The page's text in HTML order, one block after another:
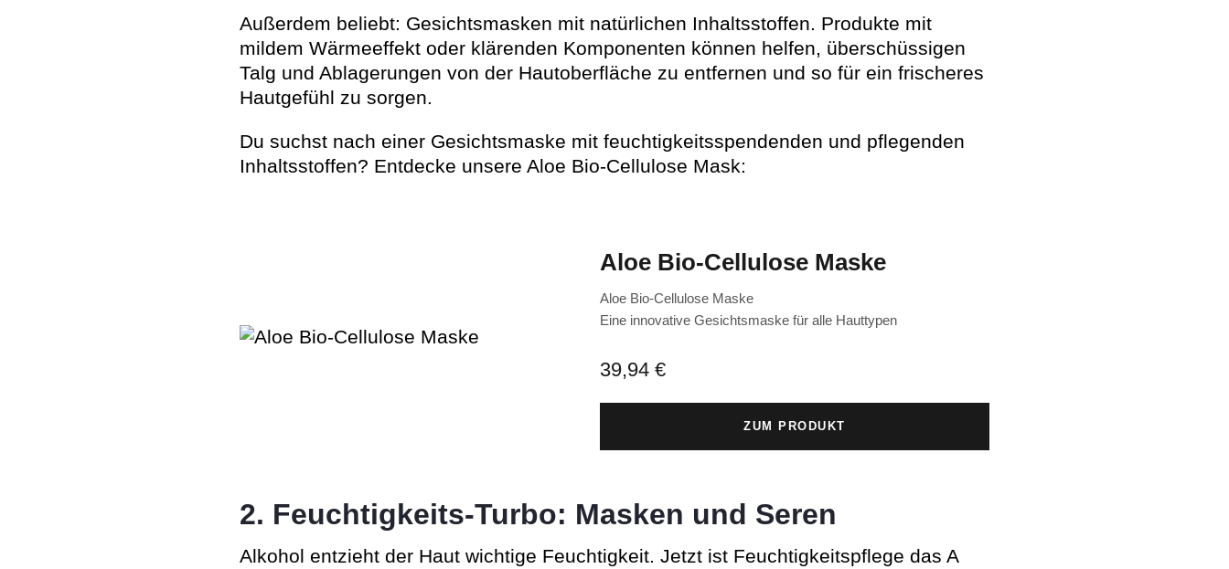
Außerdem beliebt: Gesichtsmasken mit natürlichen Inhaltsstoffen. Produkte mit
mildem Wärmeeffekt oder klärenden Komponenten können helfen, überschüssigen
Talg und Ablagerungen von der Hautoberfläche zu entfernen und so für ein frischeres
Hautgefühl zu sorgen.
Du suchst nach einer Gesichtsmaske mit feuchtigkeitsspendenden und pflegenden
Inhaltsstoffen? Entdecke unsere Aloe Bio-Cellulose Mask:
Aloe Bio-Cellulose Maske
Aloe Bio-Cellulose Maske
Eine innovative Gesichtsmaske für alle Hauttypen
39,94 €
ZUM PRODUKT
2. Feuchtigkeits-Turbo: Masken und Seren
Alkohol entzieht der Haut wichtige Feuchtigkeit. Jetzt ist Feuchtigkeitspflege das A